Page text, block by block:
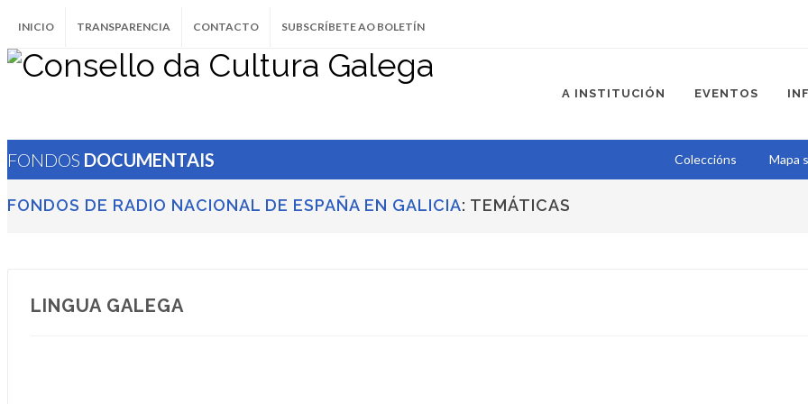
INICIO TRANSPARENCIA CONTACTO SUBSCRÍBETE AO BOLETÍN
A INSTITUCIÓN EVENTOS
FONDOS DOCUMENTAIS Coleccións Mapa
FONDOS DE RADIO NACIONAL DE ESPAÑA EN GALICIA: TEMÁTICAS
LINGUA GALEGA